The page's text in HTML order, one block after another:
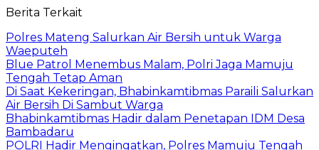
Berita Terkait
Polres Mateng Salurkan Air Bersih untuk Warga
Waeputeh
Blue Patrol Menembus Malam, Polri Jaga Mamuju
Tengah Tetap Aman
Di Saat Kekeringan, Bhabinkamtibmas Paraili Salurkan
Air Bersih Di Sambut Warga
Bhabinkamtibmas Hadir dalam Penetapan IDM Desa
Bambadaru
POLRI Hadir Mengingatkan, Polres Mamuju Tengah